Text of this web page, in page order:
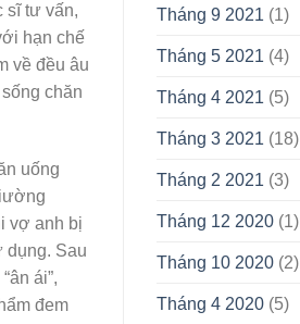
sĩ tư vấn,
hạn chế
về đều âu
chăn
uống
vợ anh bị
dụng. Sau
ái”,
đem
Tháng 9 2021 (1)
Tháng 5 2021 (4)
Tháng 4 2021 (5)
Tháng 3 2021 (18)
Tháng 2 2021 (3)
Tháng 12 2020(1)
Tháng 10 2020(2)
Tháng 4 2020(5)